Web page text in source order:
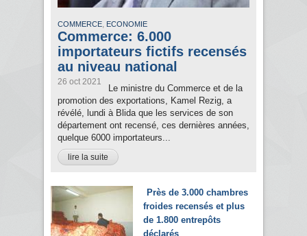
COMMERCE, ECONOMIE
Commerce: 6.000
importateurs fictifs recensés
au niveau national
26 oct 2021
Le ministre du Commerce et de la
promotion des exportations, Kamel Rezig, a
révélé, lundi à Blida que les services de son
département ont recensé, ces dernières années,
quelque 6000 importateurs...
lire la suite
Près de 3.000 chambres
froides recensés et plus
de 1.800 entrepôts
déclarés